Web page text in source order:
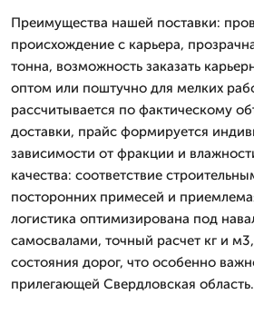
Преимущества нашей поставки:
происхождение с карьера,
тонна, возможность заказать
оптом или поштучно для мелких
рассчитывается по фактическому
доставки, прайс формируется
зависимости от фракции и
качества: соответствие
посторонних примесей и
логистика оптимизирована под
самосвалами, точный расчет кг и
состояния дорог, что особенно
прилегающей Свердловская область.